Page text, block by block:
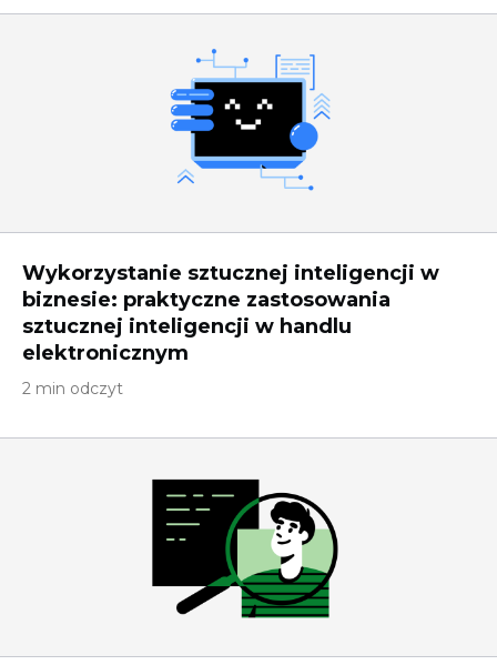
Wykorzystanie sztucznej inteligencji w
biznesie: praktyczne zastosowania
sztucznej inteligencji w handlu
elektronicznym
2 min odczyt